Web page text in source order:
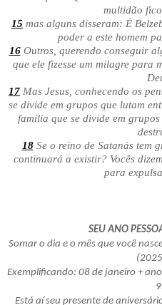
multidão
15 mas alguns disseram: É
poder a este homem
16Outros, querendo conseguir
que ele fizesse um milagre para
17 Mas Jesus, conhecendo os
se divide em grupos que lutam
família que se divide em
18Se o reino de Satanás tem
continuará a existir? Vocês
para
SEU ANO
Somar o dia e o mês que você
Exemplificando: 08 de janeiro +
Está aí seu presente de